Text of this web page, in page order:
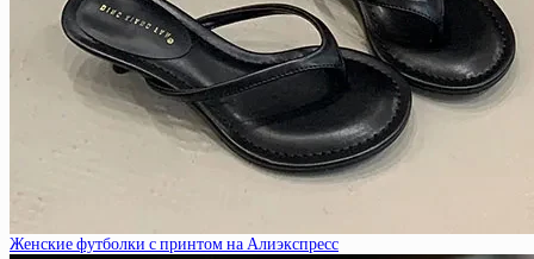
Женские футболки с принтом на Алиэкспресс